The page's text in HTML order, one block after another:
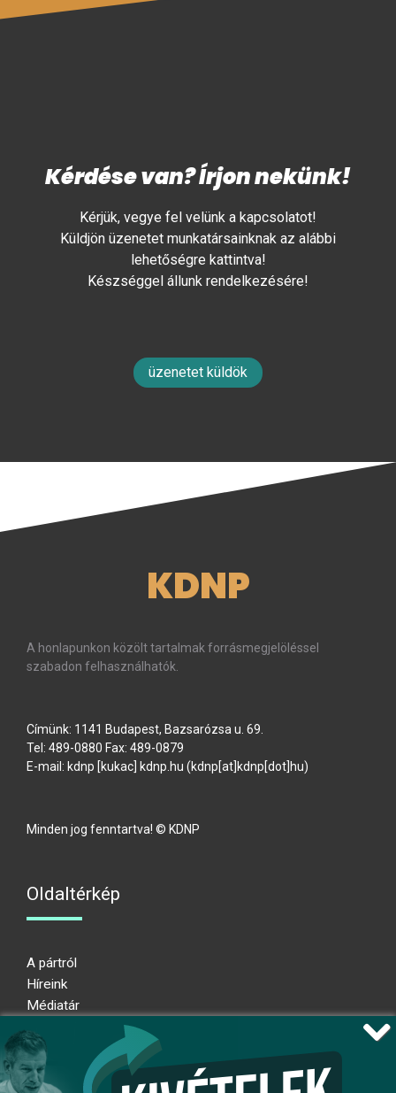
Kérdése van? Írjon nekünk!
Kérjük, vegye fel velünk a kapcsolatot!
Küldjön üzenetet munkatársainknak az alábbi
lehetőségre kattintva!
Készséggel állunk rendelkezésére!
üzenetet küldök
KDNP
A honlapunkon közölt tartalmak forrásmegjelöléssel
szabadon felhasználhatók.
Címünk: 1141 Budapest, Bazsarózsa u. 69.
Tel: 489-0880 Fax: 489-0879
E-mail: kdnp [kukac] kdnp.hu (kdnp[at]kdnp[dot]hu)
Minden jog fenntartva! © KDNP
Oldaltérkép
A pártról
Híreink
Médiatár
Adatkezelési nyilatkozat
Átláthatósági nyilatkozat